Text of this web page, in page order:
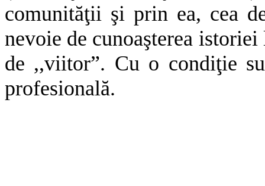
comunităţii şi prin ea, cea
nevoie de cunoaşterea
de ,,viitor”. Cu o condiţie
profesională.